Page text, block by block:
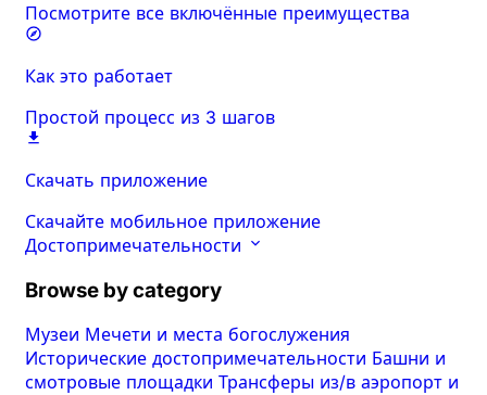
Посмотрите все включённые преимущества
Как это работает
Простой процесс из 3 шагов
Скачать приложение
Скачайте мобильное приложение
Достопримечательности
Browse by category
Музеи Мечети и места богослужения
Исторические достопримечательности Башни и
смотровые площадки Трансферы из/в аэропорт и